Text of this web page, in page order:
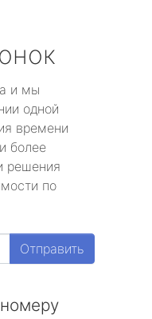
и мы
одной
времени
более
решения
по
Отправить